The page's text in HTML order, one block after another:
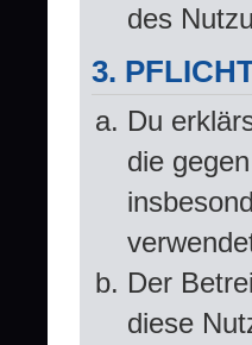
des
3.
Du
die
Der
diese